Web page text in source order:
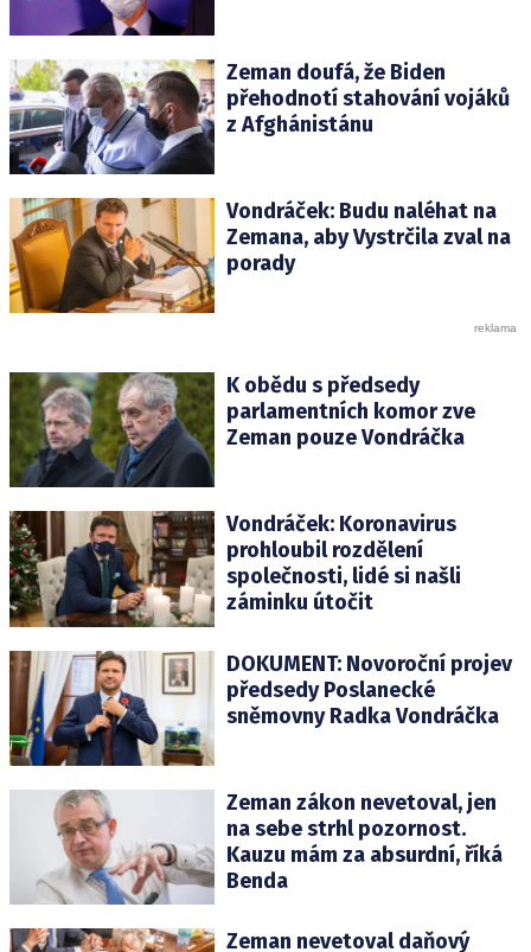
Zeman doufá, že Biden
přehodnotí stahování vojáků
z Afghánistánu
Vondráček: Budu naléhat na
Zemana, aby Vystrčila zval na
porady
K obědu s předsedy
parlamentních komor zve
Zeman pouze Vondráčka
Vondráček: Koronavirus
prohloubil rozdělení
společnosti, lidé si našli
záminku útočit
DOKUMENT: Novoroční projev
předsedy Poslanecké
sněmovny Radka Vondráčka
Zeman zákon nevetoval, jen
na sebe strhl pozornost.
Kauzu mám za absurdní, říká
Benda
Zeman nevetoval daňový